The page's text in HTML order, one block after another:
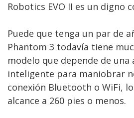
Robotics EVO II es un digno
Puede que tenga un par de
Phantom 3 todavía tiene
modelo que depende de una
inteligente para maniobrar
conexión Bluetooth o WiFi,
alcance a 260 pies o menos.